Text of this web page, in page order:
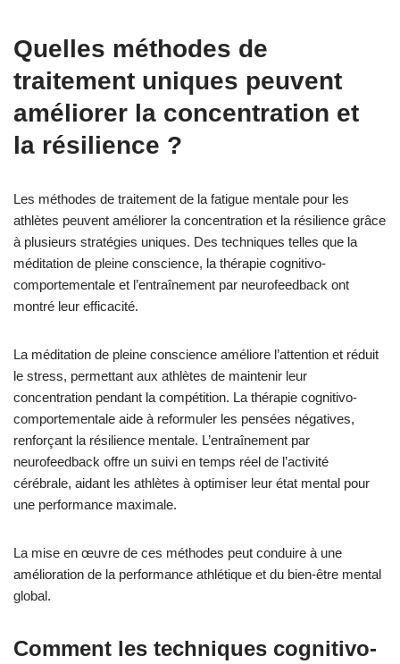
Quelles méthodes de
traitement uniques peuvent
améliorer la concentration et
la résilience ?
Les méthodes de traitement de la fatigue mentale pour les
athlètes peuvent améliorer la concentration et la résilience grâce
à plusieurs stratégies uniques. Des techniques telles que la
méditation de pleine conscience, la thérapie cognitivo-
comportementale et l’entraînement par neurofeedback ont
montré leur efficacité.
La méditation de pleine conscience améliore l’attention et réduit
le stress, permettant aux athlètes de maintenir leur
concentration pendant la compétition. La thérapie cognitivo-
comportementale aide à reformuler les pensées négatives,
renforçant la résilience mentale. L’entraînement par
neurofeedback offre un suivi en temps réel de l’activité
cérébrale, aidant les athlètes à optimiser leur état mental pour
une performance maximale.
La mise en œuvre de ces méthodes peut conduire à une
amélioration de la performance athlétique et du bien-être mental
global.
Comment les techniques cognitivo-